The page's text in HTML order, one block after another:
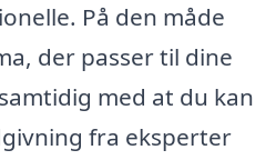
På den måde
der passer til dine
med at du kan
fra eksperter